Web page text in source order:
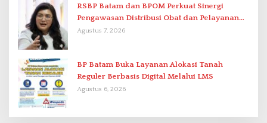
RSBP Batam dan BPOM Perkuat Sinergi
Pengawasan Distribusi Obat dan Pelayanan
Kefarmasian
Agustus 7, 2026
BP Batam Buka Layanan Alokasi Tanah
Reguler Berbasis Digital Melalui LMS
Agustus 6, 2026